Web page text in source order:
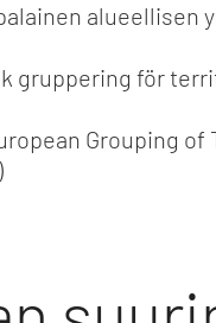
alueellisen
gruppering för
Grouping of